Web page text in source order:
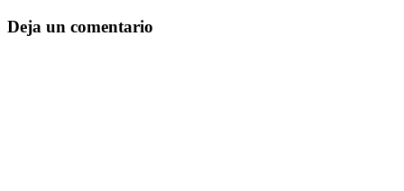
Deja un comentario